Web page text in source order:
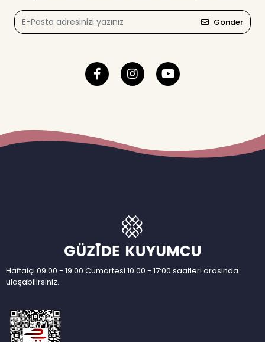
Gönder
Haftaiçi 09:00 - 19:00 Cumartesi 10:00 - 17:00 saatleri arasında
ulaşabilirsiniz.